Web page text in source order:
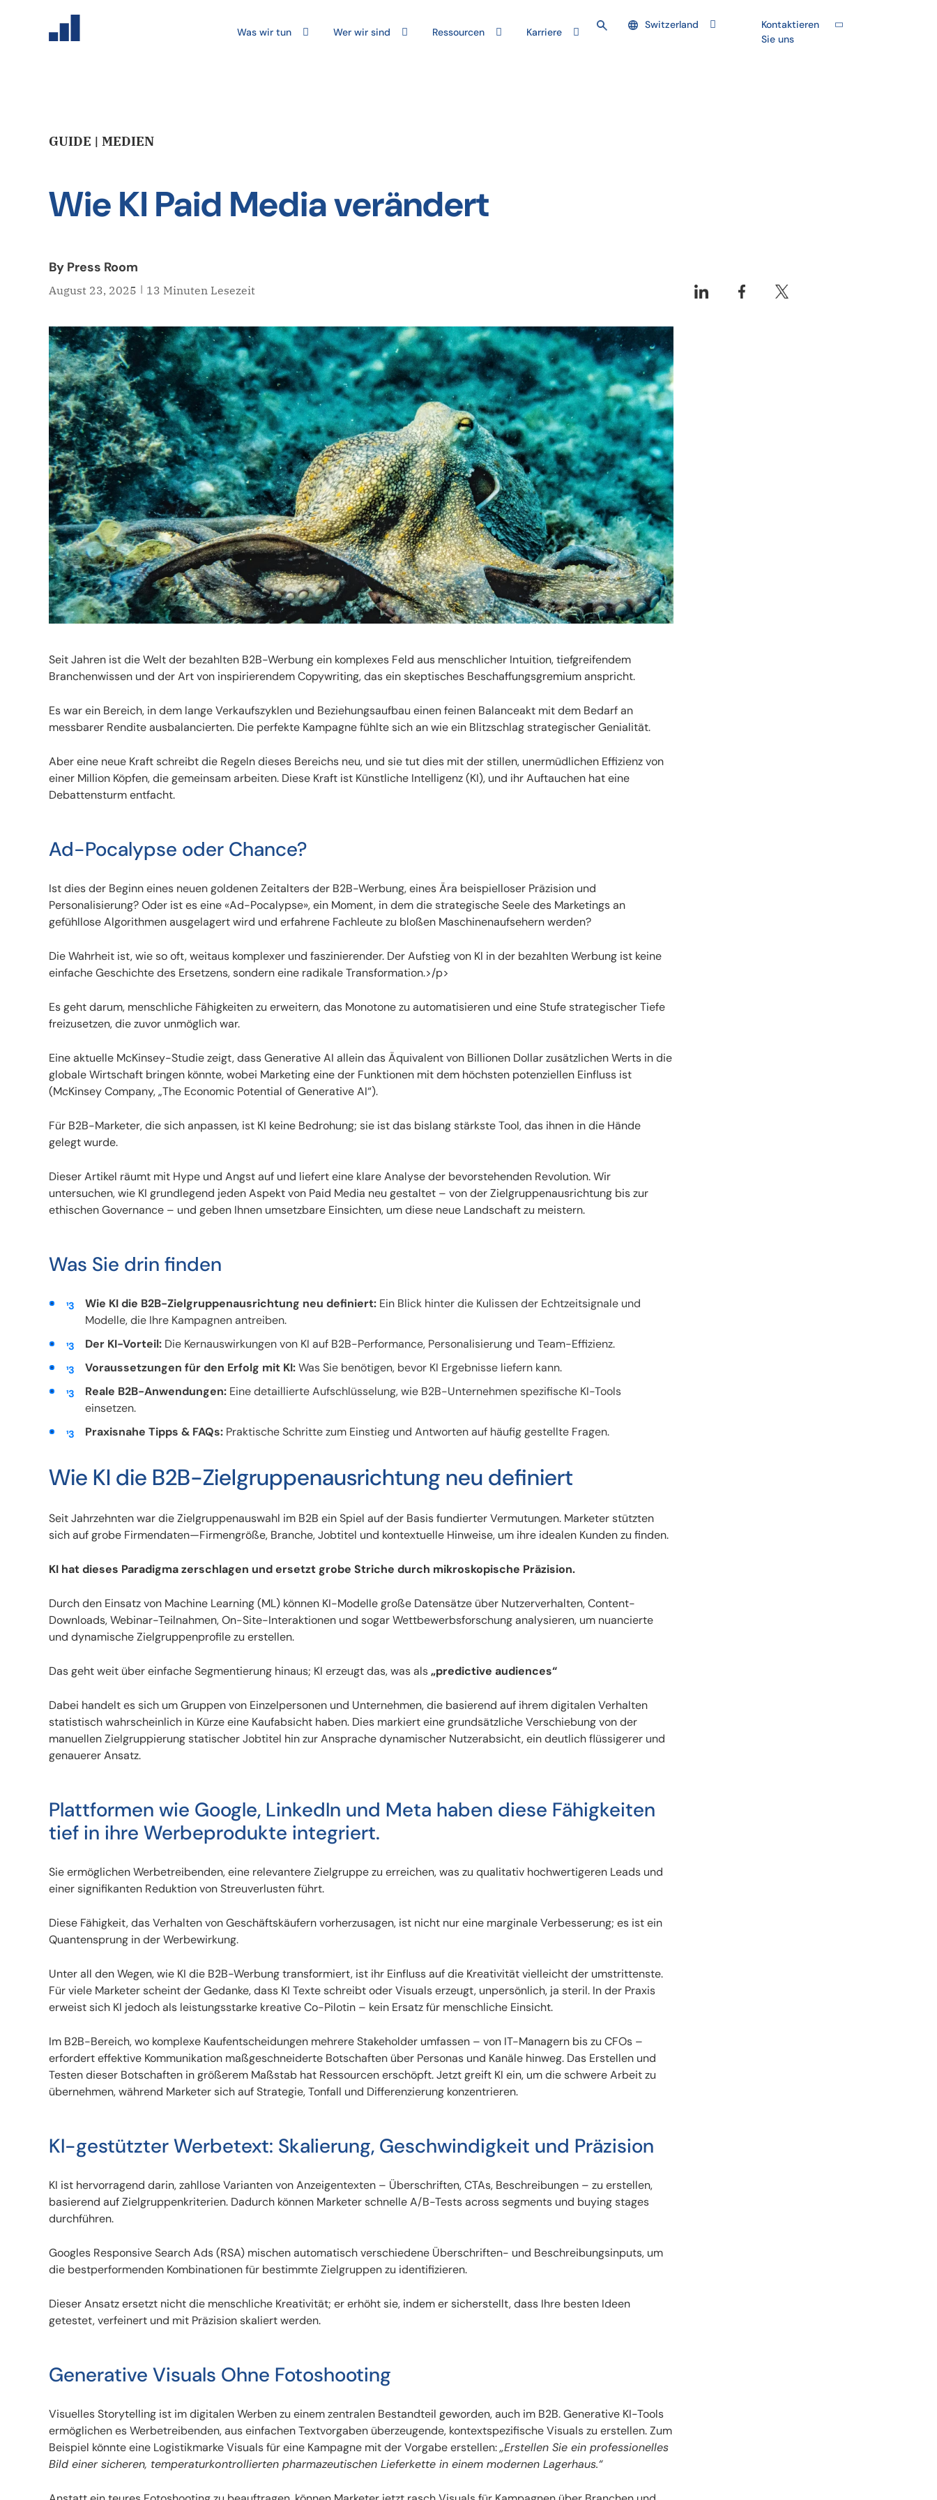
Was wir tun Wer wir sind Ressourcen Karriere
Switzerland
Kontaktieren
Sie uns
GUIDE | MEDIEN
Wie KI Paid Media verändert
By Press Room
August 23, 2025 | 13 Minuten Lesezeit
Seit Jahren ist die Welt der bezahlten B2B-Werbung ein komplexes Feld aus menschlicher Intuition, tiefgreifendem
Branchenwissen und der Art von inspirierendem Copywriting, das ein skeptisches Beschaffungsgremium anspricht.
Es war ein Bereich, in dem lange Verkaufszyklen und Beziehungsaufbau einen feinen Balanceakt mit dem Bedarf an
messbarer Rendite ausbalancierten. Die perfekte Kampagne fühlte sich an wie ein Blitzschlag strategischer Genialität.
Aber eine neue Kraft schreibt die Regeln dieses Bereichs neu, und sie tut dies mit der stillen, unermüdlichen Effizienz von
einer Million Köpfen, die gemeinsam arbeiten. Diese Kraft ist Künstliche Intelligenz (KI), und ihr Auftauchen hat eine
Debattensturm entfacht.
Ad-Pocalypse oder Chance?
Ist dies der Beginn eines neuen goldenen Zeitalters der B2B-Werbung, eines Ära beispielloser Präzision und
Personalisierung? Oder ist es eine «Ad-Pocalypse», ein Moment, in dem die strategische Seele des Marketings an
gefühllose Algorithmen ausgelagert wird und erfahrene Fachleute zu bloßen Maschinenaufsehern werden?
Die Wahrheit ist, wie so oft, weitaus komplexer und faszinierender. Der Aufstieg von KI in der bezahlten Werbung ist keine
einfache Geschichte des Ersetzens, sondern eine radikale Transformation.>/p>
Es geht darum, menschliche Fähigkeiten zu erweitern, das Monotone zu automatisieren und eine Stufe strategischer Tiefe
freizusetzen, die zuvor unmöglich war.
Eine aktuelle McKinsey-Studie zeigt, dass Generative AI allein das Äquivalent von Billionen Dollar zusätzlichen Werts in die
globale Wirtschaft bringen könnte, wobei Marketing eine der Funktionen mit dem höchsten potenziellen Einfluss ist
(McKinsey Company, „The Economic Potential of Generative AI“).
Für B2B-Marketer, die sich anpassen, ist KI keine Bedrohung; sie ist das bislang stärkste Tool, das ihnen in die Hände
gelegt wurde.
Dieser Artikel räumt mit Hype und Angst auf und liefert eine klare Analyse der bevorstehenden Revolution. Wir
untersuchen, wie KI grundlegend jeden Aspekt von Paid Media neu gestaltet – von der Zielgruppenausrichtung bis zur
ethischen Governance – und geben Ihnen umsetzbare Einsichten, um diese neue Landschaft zu meistern.
Was Sie drin finden
Wie KI die B2B-Zielgruppenausrichtung neu definiert: Ein Blick hinter die Kulissen der Echtzeitsignale und
Modelle, die Ihre Kampagnen antreiben.
Der KI-Vorteil: Die Kernauswirkungen von KI auf B2B-Performance, Personalisierung und Team-Effizienz.
Voraussetzungen für den Erfolg mit KI:Was Sie benötigen, bevor KI Ergebnisse liefern kann.
Reale B2B-Anwendungen: Eine detaillierte Aufschlüsselung, wie B2B-Unternehmen spezifische KI-Tools
einsetzen.
Praxisnahe Tipps & FAQs: Praktische Schritte zum Einstieg und Antworten auf häufig gestellte Fragen.
Wie KI die B2B-Zielgruppenausrichtung neu definiert
Seit Jahrzehnten war die Zielgruppenauswahl im B2B ein Spiel auf der Basis fundierter Vermutungen. Marketer stützten
sich auf grobe Firmendaten—Firmengröße, Branche, Jobtitel und kontextuelle Hinweise, um ihre idealen Kunden zu finden.
KI hat dieses Paradigma zerschlagen und ersetzt grobe Striche durch mikroskopische Präzision.
Durch den Einsatz von Machine Learning (ML) können KI-Modelle große Datensätze über Nutzerverhalten, Content-
Downloads, Webinar-Teilnahmen, On-Site-Interaktionen und sogar Wettbewerbsforschung analysieren, um nuancierte
und dynamische Zielgruppenprofile zu erstellen.
Das geht weit über einfache Segmentierung hinaus; KI erzeugt das, was als„predictive audiences“
Dabei handelt es sich um Gruppen von Einzelpersonen und Unternehmen, die basierend auf ihrem digitalen Verhalten
statistisch wahrscheinlich in Kürze eine Kaufabsicht haben. Dies markiert eine grundsätzliche Verschiebung von der
manuellen Zielgruppierung statischer Jobtitel hin zur Ansprache dynamischer Nutzerabsicht, ein deutlich flüssigerer und
genauerer Ansatz.
Plattformen wie Google, LinkedIn und Meta haben diese Fähigkeiten
tief in ihre Werbeprodukte integriert.
Sie ermöglichen Werbetreibenden, eine relevantere Zielgruppe zu erreichen, was zu qualitativ hochwertigeren Leads und
einer signifikanten Reduktion von Streuverlusten führt.
Diese Fähigkeit, das Verhalten von Geschäftskäufern vorherzusagen, ist nicht nur eine marginale Verbesserung; es ist ein
Quantensprung in der Werbewirkung.
Unter all den Wegen, wie KI die B2B-Werbung transformiert, ist ihr Einfluss auf die Kreativität vielleicht der umstrittenste.
Für viele Marketer scheint der Gedanke, dass KI Texte schreibt oder Visuals erzeugt, unpersönlich, ja steril. In der Praxis
erweist sich KI jedoch als leistungsstarke kreative Co-Pilotin – kein Ersatz für menschliche Einsicht.
Im B2B-Bereich, wo komplexe Kaufentscheidungen mehrere Stakeholder umfassen – von IT-Managern bis zu CFOs –
erfordert effektive Kommunikation maßgeschneiderte Botschaften über Personas und Kanäle hinweg. Das Erstellen und
Testen dieser Botschaften in größerem Maßstab hat Ressourcen erschöpft. Jetzt greift KI ein, um die schwere Arbeit zu
übernehmen, während Marketer sich auf Strategie, Tonfall und Differenzierung konzentrieren.
KI-gestützter Werbetext: Skalierung, Geschwindigkeit und Präzision
KI ist hervorragend darin, zahllose Varianten von Anzeigentexten – Überschriften, CTAs, Beschreibungen – zu erstellen,
basierend auf Zielgruppenkriterien. Dadurch können Marketer schnelle A/B-Tests across segments und buying stages
durchführen.
Googles Responsive Search Ads (RSA) mischen automatisch verschiedene Überschriften- und Beschreibungsinputs, um
die bestperformenden Kombinationen für bestimmte Zielgrup­­pen zu identifizieren.
Dieser Ansatz ersetzt nicht die menschliche Kreativität; er erhöht sie, indem er sicherstellt, dass Ihre besten Ideen
getestet, verfeinert und mit Präzision skaliert werden.
Generative Visuals Ohne Fotoshooting
Visuelles Storytelling ist im digitalen Werben zu einem zentralen Bestandteil geworden, auch im B2B. Generative KI-Tools
ermöglichen es Werbetreibenden, aus einfachen Textvorgaben überzeugende, kontextspezifische Visuals zu erstellen. Zum
Beispiel könnte eine Logistikmarke Visuals für eine Kampagne mit der Vorgabe erstellen:„Erstellen Sie ein professionelles
Bild einer sicheren, temperaturkontrollierten pharmazeutischen Lieferkette in einem modernen Lagerhaus.“